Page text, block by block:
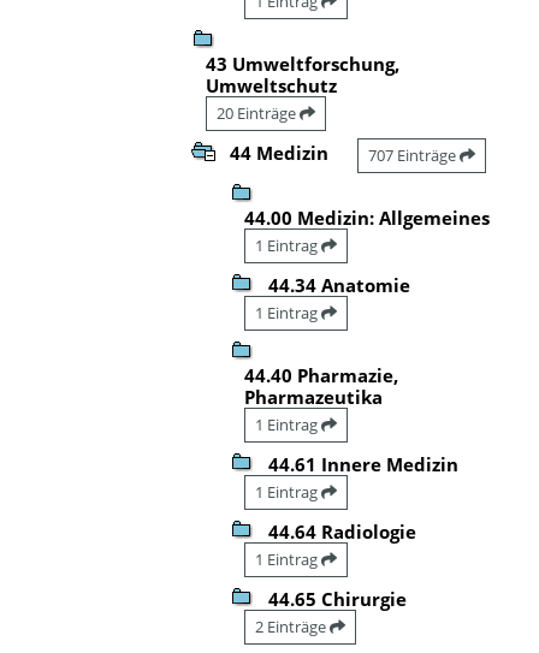
43 Umweltforschung,
Umweltschutz
20 Einträge
44 Medizin 707 Einträge
44.00 Medizin: Allgemeines
1 Eintrag
44.34 Anatomie
1 Eintrag
44.40 Pharmazie,
Pharmazeutika
1 Eintrag
44.61 Innere Medizin
1 Eintrag
44.64 Radiologie
1 Eintrag
44.65 Chirurgie
2 Einträge